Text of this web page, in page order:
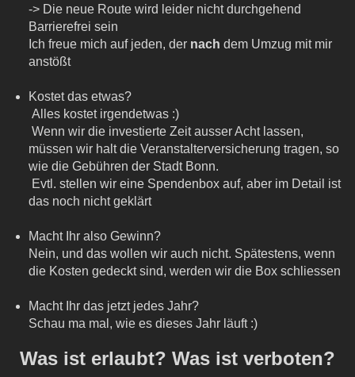
-> Die neue Route wird leider nicht durchgehend
Barrierefrei sein
Ich freue mich auf jeden, der nach dem Umzug mit mir
anstößt
Kostet das etwas?
Alles kostet irgendetwas :)
Wenn wir die investierte Zeit ausser Acht lassen,
müssen wir halt die Veranstalterversicherung tragen, so
wie die Gebühren der Stadt Bonn.
Evtl. stellen wir eine Spendenbox auf, aber im Detail ist
das noch nicht geklärt
Macht Ihr also Gewinn?
Nein, und das wollen wir auch nicht. Spätestens, wenn
die Kosten gedeckt sind, werden wir die Box schliessen
Macht Ihr das jetzt jedes Jahr?
Schau ma mal, wie es dieses Jahr läuft :)
Was ist erlaubt? Was ist verboten?